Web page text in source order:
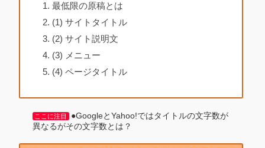
最低限の原稿とは
(1) サイトタイトル
(2) サイト説明文
(3) メニュー
(4) ページタイトル
ここに注目
●GoogleとYahoo!ではタイトルの文字数が
異なるがその文字数とは？